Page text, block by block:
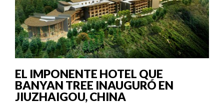
EL IMPONENTE HOTEL QUE
BANYAN TREE INAUGURÓ EN
JIUZHAIGOU, CHINA